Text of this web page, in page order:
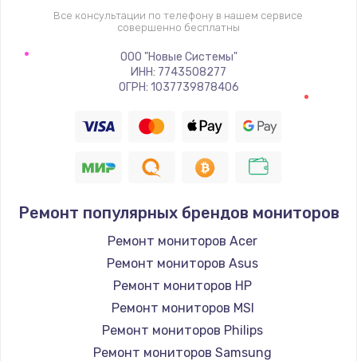
Не работает
1400 руб.
Заказать
880 руб.
Заказать
390 руб.
Заказать
Замена Bluetooth/Wi-Fi модуля
800 руб.
Заказать
Все консультации по телефону в нашем сервисе
совершенно бесплатны
ООО "Новые Системы"
ИНН: 7743508277
ОГРН: 1037739878406
Ремонт популярных брендов мониторов
Ремонт мониторов Acer
Ремонт мониторов Asus
Ремонт мониторов HP
Ремонт мониторов MSI
Ремонт мониторов Philips
Ремонт мониторов Samsung